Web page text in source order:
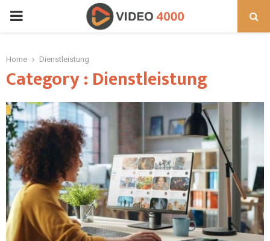
PRIMARY
Home Dienstleistung
Category : Dienstleistung